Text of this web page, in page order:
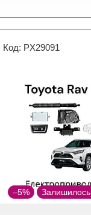
PX29091
–5% Залишилось